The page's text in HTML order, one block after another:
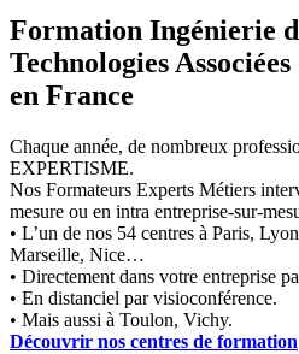
Formation Ingénierie
Technologies
en France
Chaque année, de nombreux
EXPERTISME.
Nos Formateurs Experts Métiers
mesure ou en intra entreprise-sur-
• L’un de nos 54 centres à Paris,
Marseille, Nice…
• Directement dans votre entreprise
• En distanciel par visioconférence.
• Mais aussi à Toulon, Vichy.
Découvrir nos centres de formation